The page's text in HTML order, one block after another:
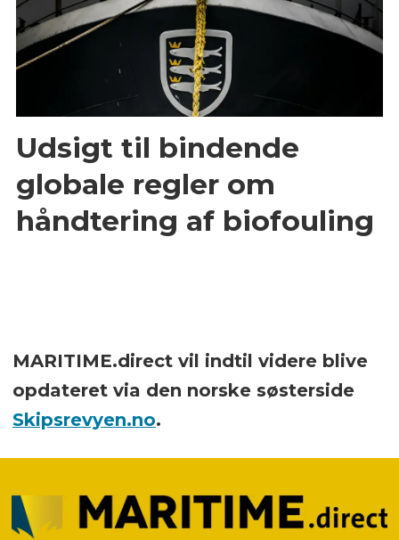
Udsigt til bindende
globale regler om
håndtering af biofouling
MARITIME.direct vil indtil videre blive
opdateret via den norske søsterside
Skipsrevyen.no.